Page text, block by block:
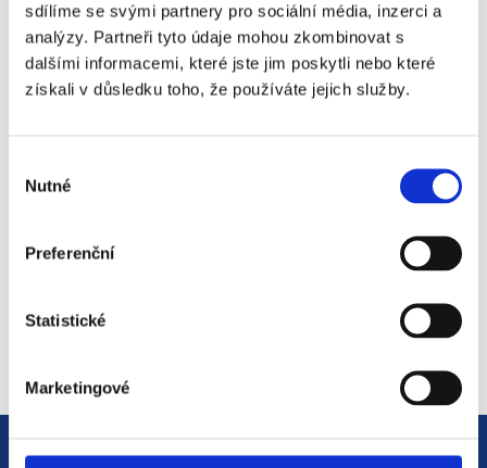
sdílíme se svými partnery pro sociální média, inzerci a
analýzy. Partneři tyto údaje mohou zkombinovat s
dalšími informacemi, které jste jim poskytli nebo které
získali v důsledku toho, že používáte jejich služby.
souhlasu
Nutné
Preferenční
Statistické
Marketingové
18. 9. 2025
#3 HR Abeceda: Od A do Z